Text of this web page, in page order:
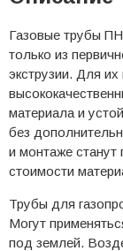
Газовые трубы
только из
экструзии. Для их
материала и
без
и монтаже
стоимости
Трубы для
Могут
под землей.